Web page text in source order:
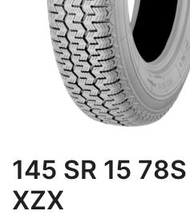
145 SR 15
XZX